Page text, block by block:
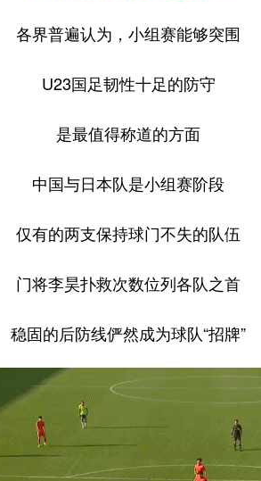
各界普遍认为，小组赛能够突围
U23国足韧性十足的防守
是最值得称道的方面
中国与日本队是小组赛阶段
仅有的两支保持球门不失的队伍
门将李昊扑救次数位列各队之首
稳固的后防线俨然成为球队“招牌”